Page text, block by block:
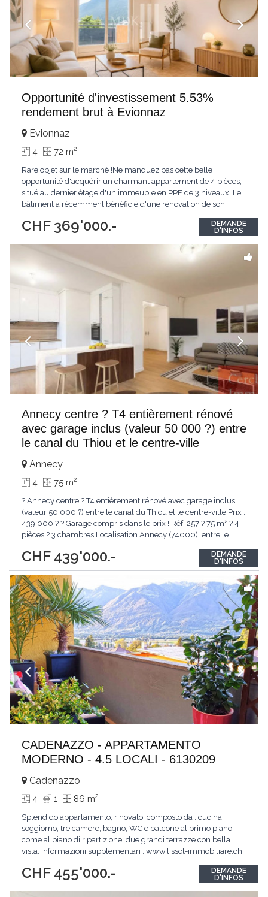
Opportunité d'investissement 5.53%
rendement brut à Evionnaz
CHF 369'000.-
Evionnaz
4 72 m2
Rare objet sur le marché !Ne manquez pas cette belle
opportunité d'acquérir un charmant appartement de 4 pièces,
situé au dernier étage d'un immeuble en PPE de 3 niveaux. Le
bâtiment a récemment bénéficié d'une rénovation de son
thermique et son efficacité énergétique.L'immeuble ne dispose
pas d'ascenseur, ce qui représente...
DEMANDE
D'INFOS
Annecy centre ? T4 entièrement rénové
avec garage inclus (valeur 50 000 ?) entre
le canal du Thiou et le centre-ville
CHF 439'000.-
Annecy
4 75 m2
? Annecy centre ? T4 entièrement rénové avec garage inclus
(valeur 50 000 ?) entre le canal du Thiou et le centre-ville Prix :
439 000 ? ? Garage compris dans le prix ! Réf. 257 ? 75 m² ? 4
pièces ? 3 chambres Localisation Annecy (74000), entre le
recherché et très central. À deux pas des commerces, écoles,
transports,...
DEMANDE
D'INFOS
CADENAZZO - APPARTAMENTO
MODERNO - 4.5 LOCALI - 6130209
CHF 455'000.-
Cadenazzo
4 1 86 m2
Splendido appartamento, rinovato, composto da : cucina,
soggiorno, tre camere, bagno, WC e balcone al primo piano
come al piano di ripartizione, due grandi terrazze con bella
vista. Informazioni supplementari : www.tissot-immobiliare.ch
Wohnzimmer, drei Schlafzimmer, Bad, WC und Balkon im
ersten Stock als auf dem Boden der Aufschlüsselung,...
DEMANDE
D'INFOS